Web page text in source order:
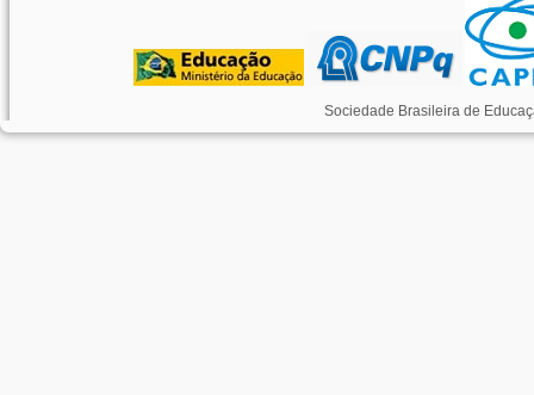
Sociedade Brasileira de